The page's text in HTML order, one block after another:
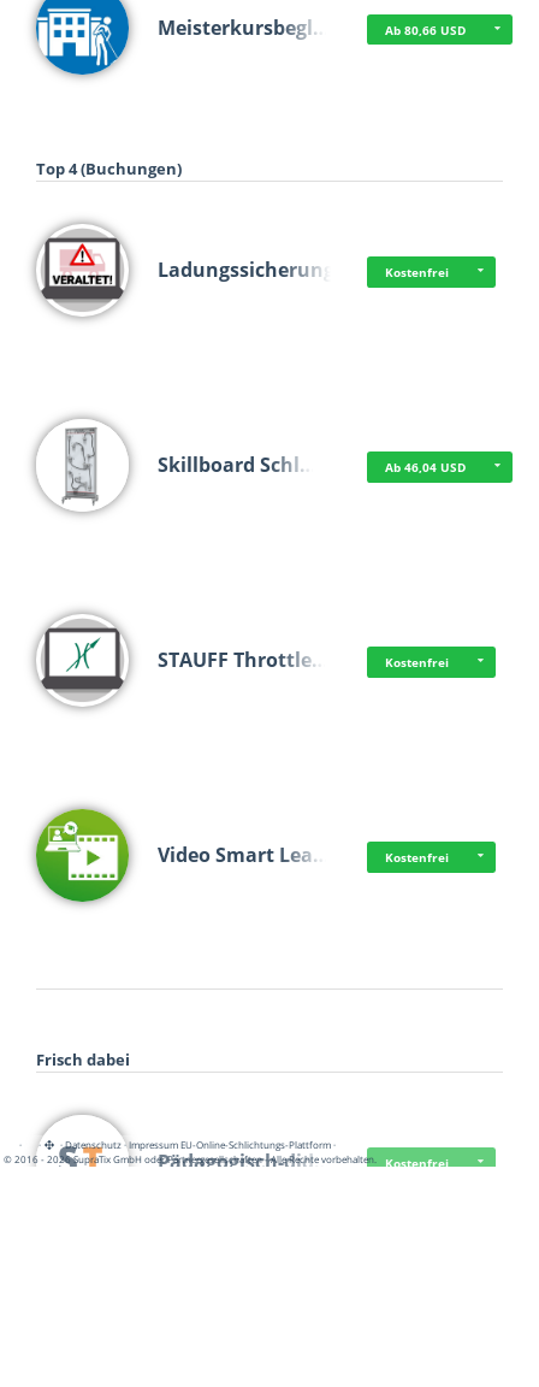
Meisterkursbegl… Ab 80,66 USD
Top 4 (Buchungen)
Ladungssicherung Kostenfrei
Skillboard Schl… Ab 46,04 USD
STAUFF Throttle… Kostenfrei
Video Smart Lea… Kostenfrei
Frisch dabei
Pädagogisch-did… Kostenfrei
· · ·Datenschutz·Impressum EU-Online-Schlichtungs-Plattform·
© 2016 - 2026 SupraTix GmbH oder Partnergesellschaften - Alle Rechte vorbehalten.